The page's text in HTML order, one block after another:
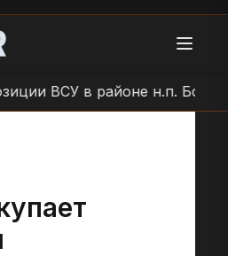
ВСУ в районе н.п. Большая